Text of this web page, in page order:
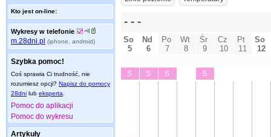
Kto jest on-line:
Wykresy w telefonie
m.28dni.pl (iphone, android)
Szybka pomoc!
Coś sprawia Ci trudność, nie
rozumiesz opcji? Napisz do pomocy
28dni lub eksperta
Pomoc do aplikacji
Pomoc do wykresu
Artykuły